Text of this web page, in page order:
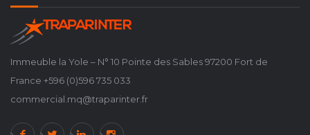
Immeuble la Yole – N° 10 Pointe des Sables 97200 Fort de
France +596 (0)596 735 033
commercial.mq@traparinter.fr